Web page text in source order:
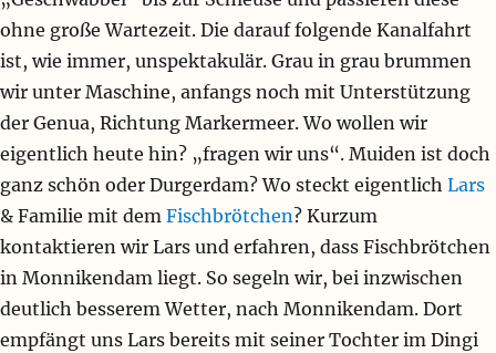
ohne große Wartezeit. Die darauf folgende Kanalfahrt
ist, wie immer, unspektakulär. Grau in grau brummen
wir unter Maschine, anfangs noch mit Unterstützung
der Genua, Richtung Markermeer. Wo wollen wir
eigentlich heute hin? „fragen wir uns“. Muiden ist doch
ganz schön oder Durgerdam? Wo steckt eigentlich Lars
& Familie mit dem Fischbrötchen? Kurzum
kontaktieren wir Lars und erfahren, dass Fischbrötchen
in Monnikendam liegt. So segeln wir, bei inzwischen
deutlich besserem Wetter, nach Monnikendam. Dort
empfängt uns Lars bereits mit seiner Tochter im Dingi